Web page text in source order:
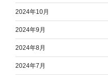
2024年10月
2024年9月
2024年8月
2024年7月